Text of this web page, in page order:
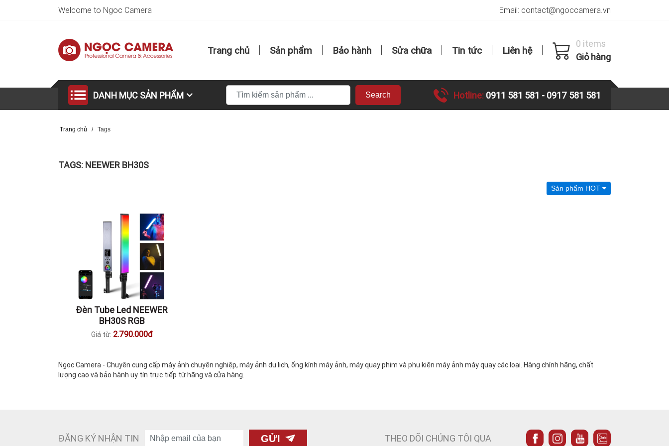
Welcome to Ngoc Camera Email: contact@ngoccamera.vn
Trang chủ Sản phẩm Bảo hành Sửa chữa Tin tức Liên hệ
0 items
Giỏ hàng
DANH MỤC SẢN PHẨM Search Hotline: 0911 581 581 - 0917 581 581
Trang chủ / Tags
TAGS: NEEWER BH30S
Sản phẩm HOT
Đèn Tube Led NEEWER
BH30S RGB
Giá từ: 2.790.000đ
Ngọc Camera - Chuyên cung cấp máy ảnh chuyên nghiệp, máy ảnh du lịch, ống kính máy ảnh, máy quay phim và phụ kiện máy ảnh máy quay các loại. Hàng chính hãng, chất
lượng cao và bảo hành uy tín trực tiếp từ hãng và cửa hàng.
ĐĂNG KÝ NHẬN TIN GỬI THEO DÕI CHÚNG TÔI QUA